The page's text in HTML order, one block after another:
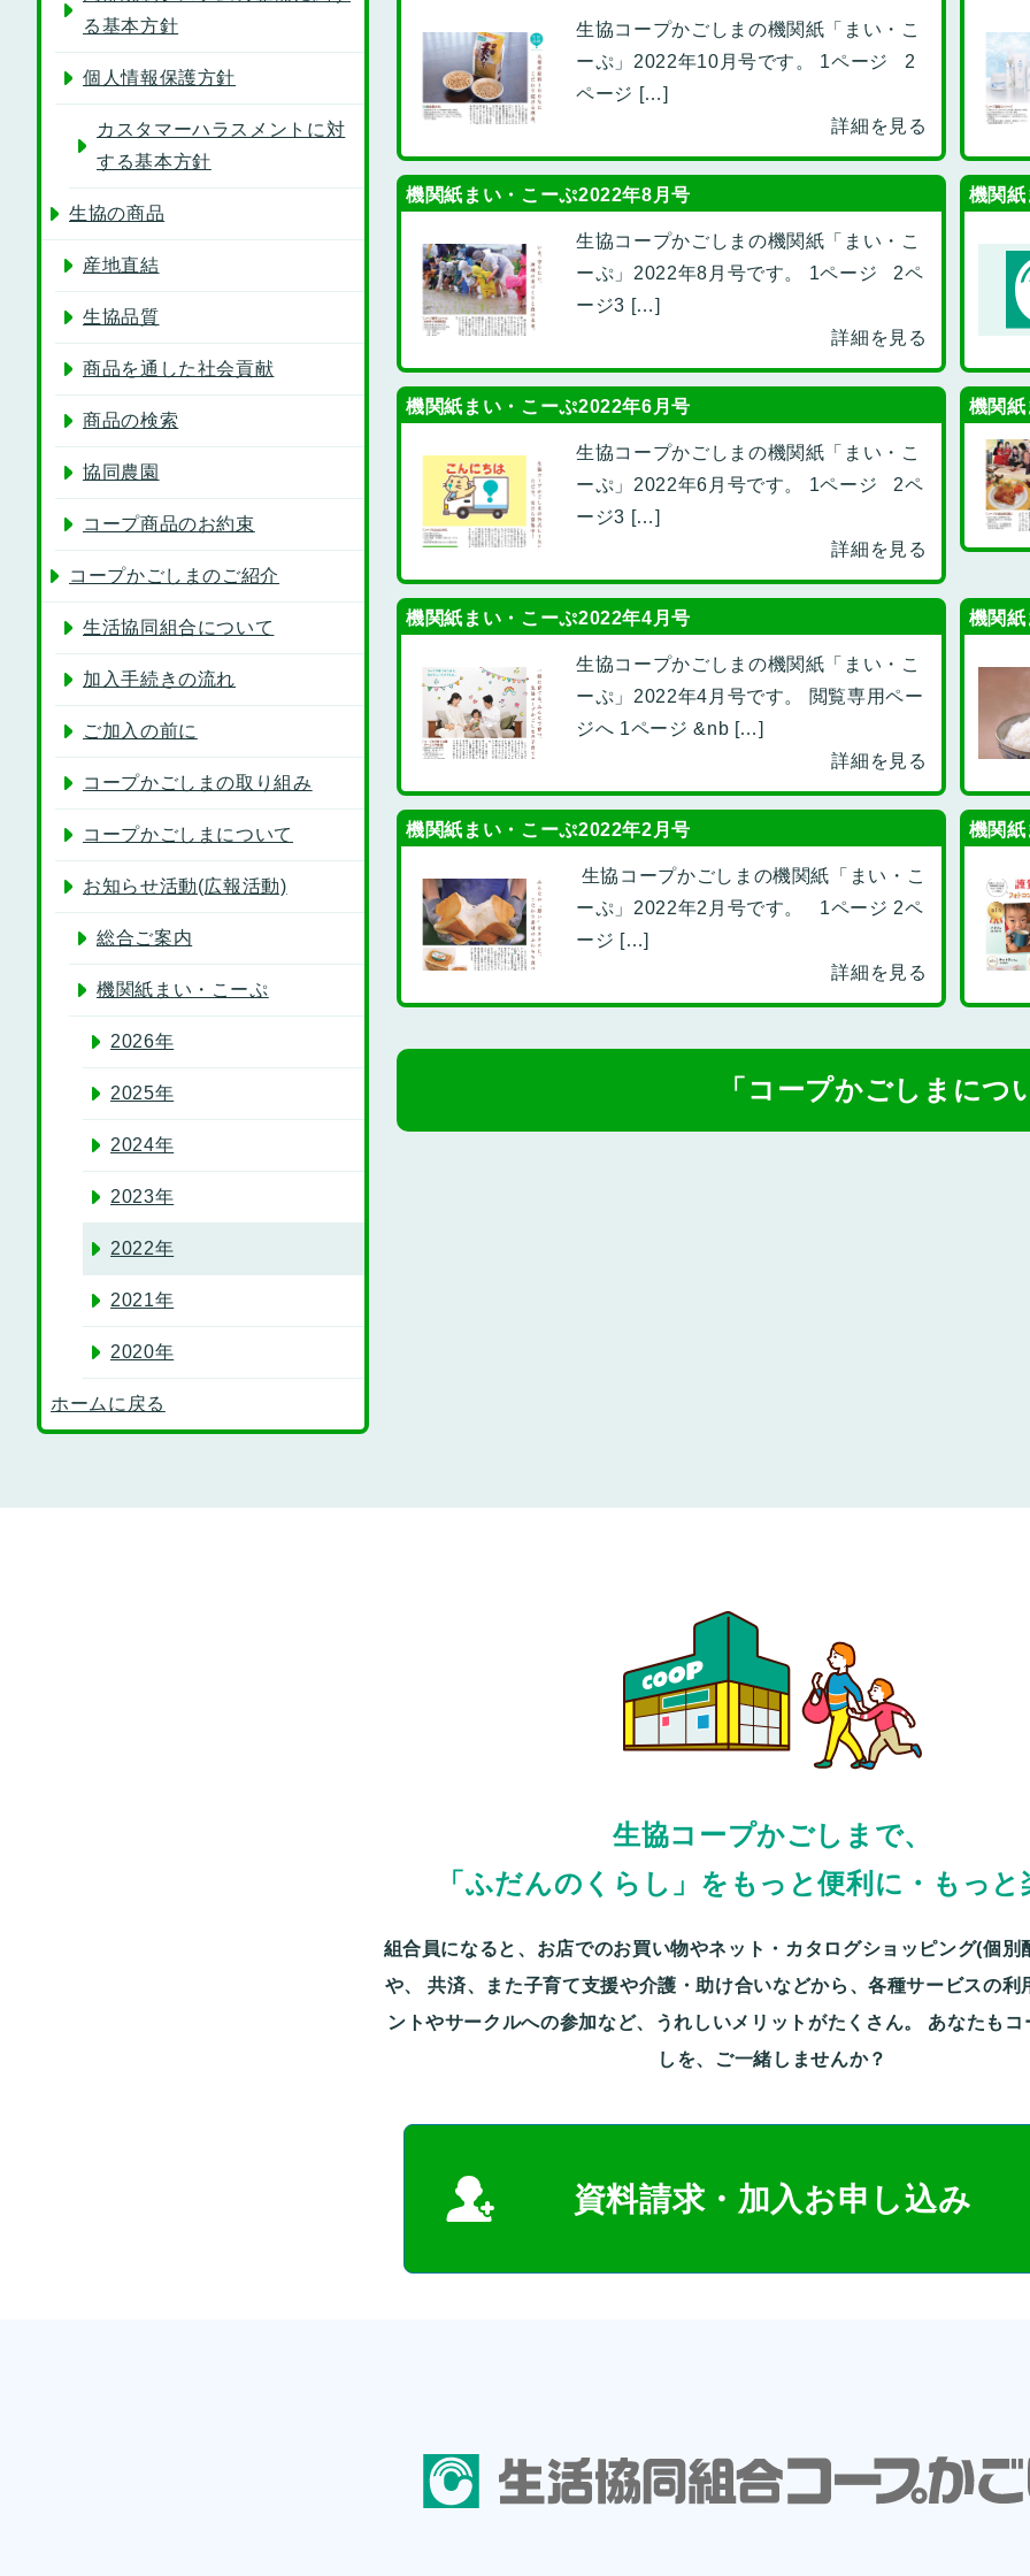
生協コープかごしまの機関紙「まい・こ
ーぷ」2022年10月号です。 1ページ 2
ページ […]
詳細を見る
機関紙まい・こーぷ2022年8月号
生協コープかごしまの機関紙「まい・こ
ーぷ」2022年8月号です。 1ページ 2ペ
ージ3 […]
詳細を見る
機関
機関紙まい・こーぷ2022年6月号
生協コープかごしまの機関紙「まい・こ
ーぷ」2022年6月号です。 1ページ 2ペ
ージ3 […]
詳細を見る
機関
機関紙まい・こーぷ2022年4月号
生協コープかごしまの機関紙「まい・こ
ーぷ」2022年4月号です。 閲覧専用ペー
ジへ 1ページ &nb […]
詳細を見る
機関
機関紙まい・こーぷ2022年2月号
生協コープかごしまの機関紙「まい・こ
ーぷ」2022年2月号です。 1ページ 2ペ
ージ […]
詳細を見る
機関
「コープかごしまにつ
る基本方針
個人情報保護方針
カスタマーハラスメントに対
する基本方針
生協の商品
産地直結
生協品質
商品を通した社会貢献
商品の検索
協同農園
コープ商品のお約束
コープかごしまのご紹介
生活協同組合について
加入手続きの流れ
ご加入の前に
コープかごしまの取り組み
コープかごしまについて
お知らせ活動(広報活動)
総合ご案内
機関紙まい・こーぷ
2026年
2025年
2024年
2023年
2022年
2021年
2020年
ホームに戻る
生協コープかごしまで、
「ふだんのくらし」をもっと便利に・もっと
組合員になると、お店でのお買い物やネット・カタログショッピング(個別
や、共済、また子育て支援や介護・助け合いなどから、各種サービスの利
ントやサークルへの参加など、うれしいメリットがたくさん。
あなたもコ
しを、ご一緒しませんか？
資料請求・加入お申し込み